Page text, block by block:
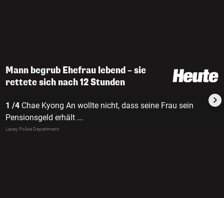
Mann begrub Ehefrau lebend – sie
rettete sich nach 12 Stunden
1 /4 Chae Kyong An wollte nicht, dass seine Frau sein
Pensionsgeld erhält ...
Lacey Police Department